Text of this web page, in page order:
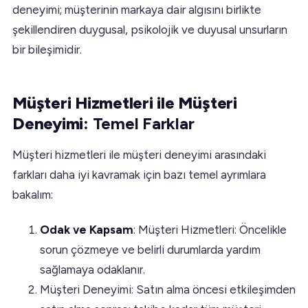
deneyimi; müşterinin markaya dair algısını birlikte
şekillendiren duygusal, psikolojik ve duyusal unsurların
bir bileşimidir.
Müşteri Hizmetleri ile Müşteri
Deneyimi: Temel Farklar
Müşteri hizmetleri ile müşteri deneyimi arasındaki
farkları daha iyi kavramak için bazı temel ayrımlara
bakalım:
Odak ve Kapsam: Müşteri Hizmetleri: Öncelikle
sorun çözmeye ve belirli durumlarda yardım
sağlamaya odaklanır.
Müşteri Deneyimi: Satın alma öncesi etkileşimden